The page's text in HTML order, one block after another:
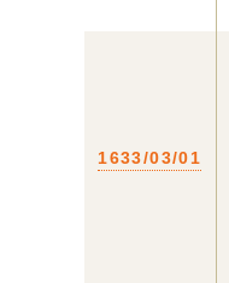
1633/03/01